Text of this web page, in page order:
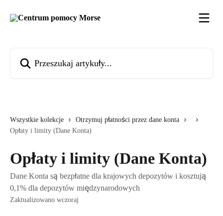
Wszystkie kolekcje
Otrzymuj płatności przez dane konta
Opłaty i limity (Dane Konta)
Opłaty i limity (Dane Konta)
Dane Konta są bezpłatne dla krajowych depozytów i kosztują
0,1% dla depozytów międzynarodowych
Zaktualizowano wczoraj